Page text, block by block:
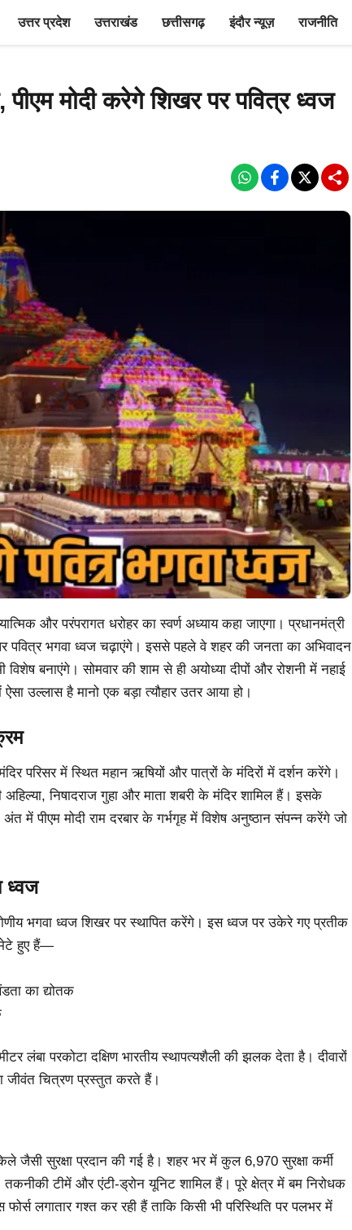
उत्तर प्रदेश उत्तराखंड छत्तीसगढ़ इंदौर न्यूज़ राजनीति
मोदी करेगे शिखर पर पवित्र ध्वज
और परंपरागत धरोहर का स्वर्ण अध्याय कहा जाएगा। प्रधानमंत्री
पवित्र भगवा ध्वज चढ़ाएंगे। इससे पहले वे शहर की जनता का अभिवादन
बनाएंगे। सोमवार की शाम से ही अयोध्या दीपों और रोशनी में नहाई
उल्लास है मानो एक बड़ा त्यौहार उतर आया हो।
परिसर में स्थित महान ऋषियों और पात्रों के मंदिरों में दर्शन करेंगे।
अहिल्या, निषादराज गुहा और माता शबरी के मंदिर शामिल हैं। इसके
में पीएम मोदी राम दरबार के गर्भगृह में विशेष अनुष्ठान संपन्न करेंगे जो
ध्वज
भगवा ध्वज शिखर पर स्थापित करेंगे। इस ध्वज पर उकेरे गए प्रतीक
हुए हैं—
का द्योतक
लंबा परकोटा दक्षिण भारतीय स्थापत्यशैली की झलक देता है। दीवारों
जीवंत चित्रण प्रस्तुत करते हैं।
जैसी सुरक्षा प्रदान की गई है। शहर भर में कुल 6,970 सुरक्षा कर्मी
टीमें और एंटी-ड्रोन यूनिट शामिल हैं। पूरे क्षेत्र में बम निरोधक
लगातार गश्त कर रही हैं ताकि किसी भी परिस्थिति पर पलभर में